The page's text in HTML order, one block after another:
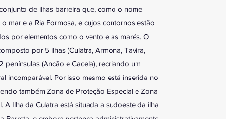
de ilhas barreira que, como o nome
mar e a Ria Formosa, e cujos contornos estão
por elementos como o vento e as marés. O
por 5 ilhas (Culatra, Armona, Tavira,
penínsulas (Ancão e Cacela), recriando um
incomparável. Por isso mesmo está inserida no
também Zona de Proteção Especial e Zona
A Ilha da Culatra está situada a sudoeste da ilha